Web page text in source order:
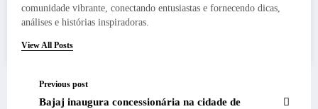
comunidade vibrante, conectando entusiastas e fornecendo dicas,
análises e histórias inspiradoras.
View All Posts
Previous post
Bajaj inaugura concessionária na cidade de